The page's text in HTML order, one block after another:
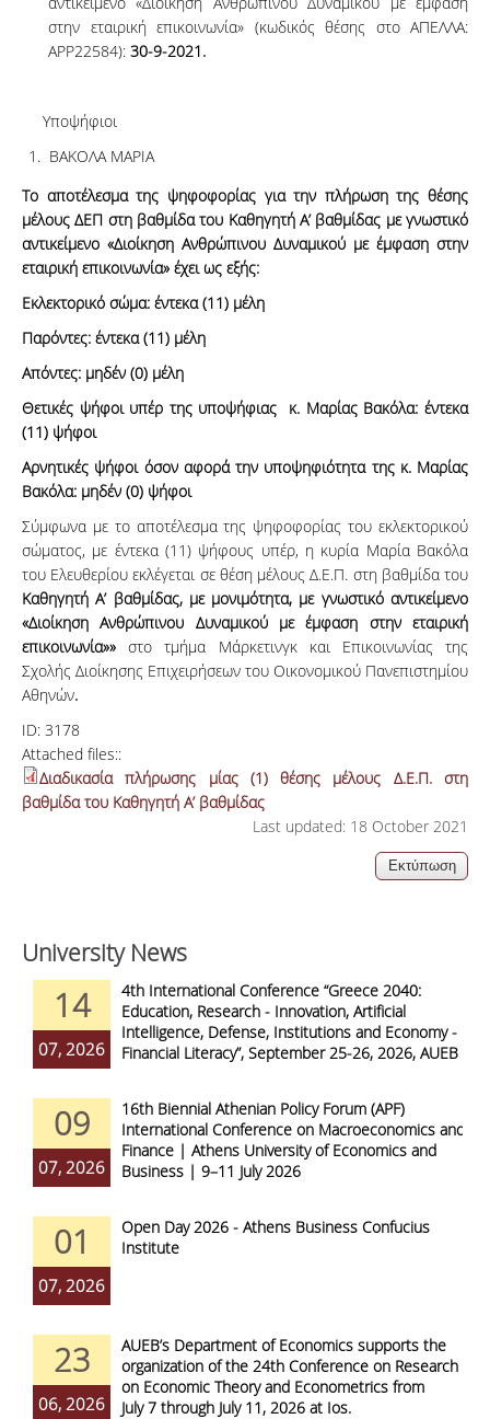
στην εταιρική επικοινωνία» (κωδικός θέσης στο ΑΠΕΛΛΑ:
ΑΡΡ22584): 30-9-2021.
Υποψήφιοι
ΒΑΚΟΛΑ ΜΑΡΙΑ
Το αποτέλεσμα της ψηφοφορίας για την πλήρωση της θέσης
μέλους ΔΕΠ στη βαθμίδα του Καθηγητή Α’ βαθμίδας με γνωστικό
αντικείμενο «Διοίκηση Ανθρώπινου Δυναμικού με έμφαση στην
εταιρική επικοινωνία» έχει ως εξής:
Εκλεκτορικό σώμα: έντεκα (11) μέλη
Παρόντες: έντεκα (11) μέλη
Απόντες: μηδέν (0) μέλη
Θετικές ψήφοι υπέρ της υποψήφιας κ. Μαρίας Βακόλα: έντεκα
(11) ψήφοι
Αρνητικές ψήφοι όσον αφορά την υποψηφιότητα της κ. Μαρίας
Βακόλα: μηδέν (0) ψήφοι
Σύμφωνα με το αποτέλεσμα της ψηφοφορίας του εκλεκτορικού
σώματος, με έντεκα (11) ψήφους υπέρ, η κυρία Μαρία Βακόλα
του Ελευθερίου εκλέγεται σε θέση μέλους Δ.Ε.Π. στη βαθμίδα του
Καθηγητή Α’ βαθμίδας, με μονιμότητα, με γνωστικό αντικείμενο
«Διοίκηση Ανθρώπινου Δυναμικού με έμφαση στην εταιρική
επικοινωνία»»στο τμήμα Μάρκετινγκ και Επικοινωνίας της
Σχολής Διοίκησης Επιχειρήσεων του Οικονομικού Πανεπιστημίου
Αθηνών.
ID: 3178
Attached files::
Διαδικασία πλήρωσης μίας (1) θέσης μέλους Δ.Ε.Π. στη
βαθμίδα του Καθηγητή Α’ βαθμίδας
Last updated: 18 October 2021
University News
14
07, 2026
4th International Conference “Greece 2040:
Education, Research - Innovation, Artificial
Intelligence, Defense, Institutions and Economy -
Financial Literacy”, September 25-26, 2026, AUEB
09
07, 2026
16th Biennial Athenian Policy Forum (APF)
International Conference on Macroeconomics and
Finance | Athens University of Economics and
Business | 9–11 July 2026
01
07, 2026
Open Day 2026 - Athens Business Confucius
Institute
23
06, 2026
AUEB’s Department of Economics supports the
organization of the 24th Conference on Research
on Economic Theory and Econometrics from
July 7 through July 11, 2026 at Ios.